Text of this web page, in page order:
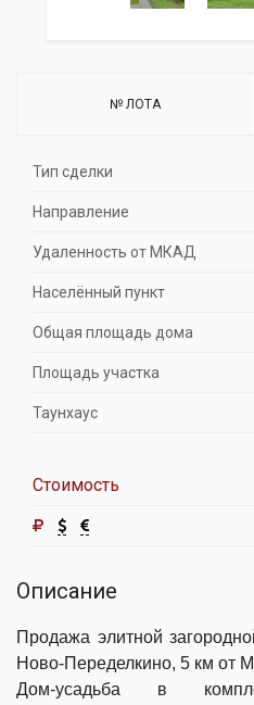
№ ЛОТА
Тип сделки
Направление
Удаленность от МКАД
Населённый пункт
Общая площадь дома
Площадь участка
Таунхаус
Стоимость
Описание
Продажа элитной
Ново-Переделкино, 5 км от
Дом-усадьба в